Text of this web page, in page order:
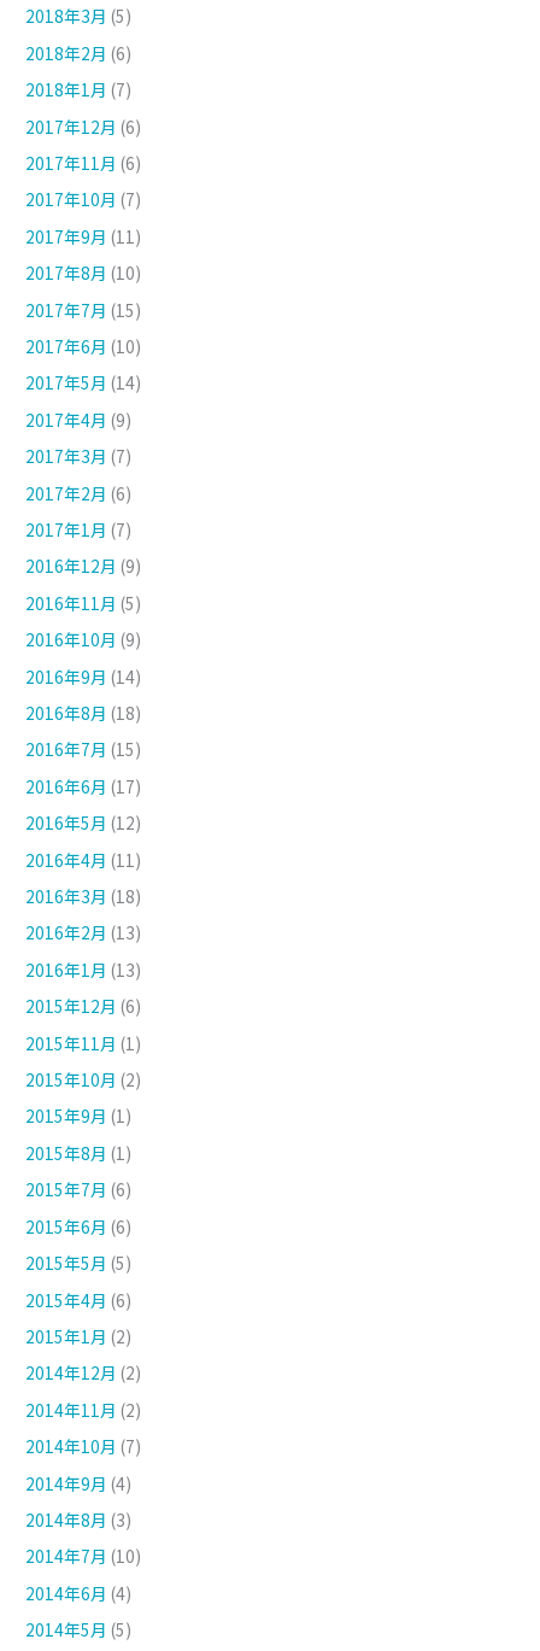
2018年3月 (5)
2018年2月 (6)
2018年1月 (7)
2017年12月 (6)
2017年11月 (6)
2017年10月 (7)
2017年9月 (11)
2017年8月 (10)
2017年7月 (15)
2017年6月 (10)
2017年5月 (14)
2017年4月 (9)
2017年3月 (7)
2017年2月 (6)
2017年1月 (7)
2016年12月 (9)
2016年11月 (5)
2016年10月 (9)
2016年9月 (14)
2016年8月 (18)
2016年7月 (15)
2016年6月 (17)
2016年5月 (12)
2016年4月 (11)
2016年3月 (18)
2016年2月 (13)
2016年1月 (13)
2015年12月 (6)
2015年11月 (1)
2015年10月 (2)
2015年9月 (1)
2015年8月 (1)
2015年7月 (6)
2015年6月 (6)
2015年5月 (5)
2015年4月 (6)
2015年1月 (2)
2014年12月 (2)
2014年11月 (2)
2014年10月 (7)
2014年9月 (4)
2014年8月 (3)
2014年7月 (10)
2014年6月 (4)
2014年5月 (5)